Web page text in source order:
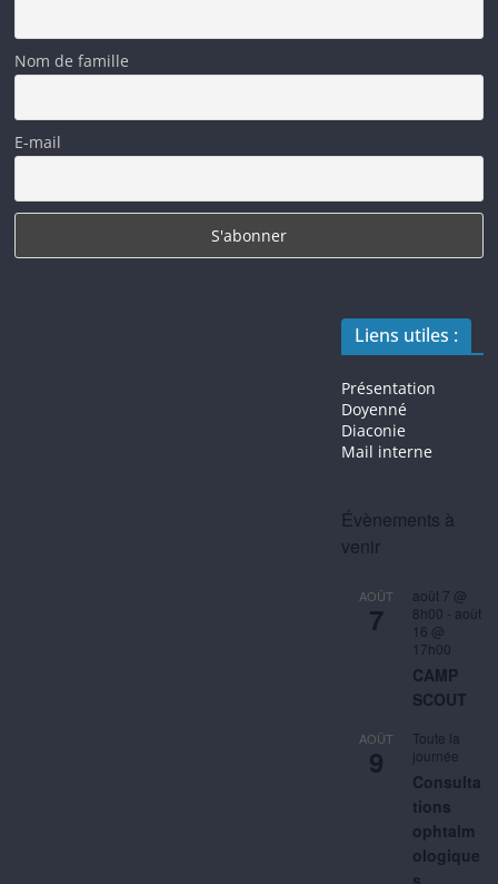
Nom de famille
E-mail
Liens utiles :
Présentation
Doyenné
Diaconie
Mail interne
Évènements à
venir
AOÛT
7
août 7 @
8h00 - août
16 @
17h00
CAMP
SCOUT
AOÛT
9
Toute la
journée
Consulta
tions
ophtalm
ologique